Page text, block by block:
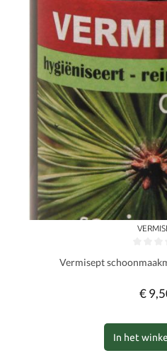
Vermisept
€
In het